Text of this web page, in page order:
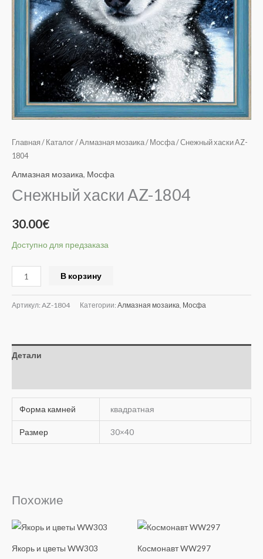
Главная / Каталог/Алмазная мозаика/ Мосфа/ Снежный хаски AZ-
1804
Алмазная мозаика, Мосфа
Снежный хаски AZ-1804
30.00€
Доступно для предзаказа
В корзину
Артикул: AZ-1804 Категории: Алмазная мозаика Мосфа
Детали
Форма камней квадратная
Размер 30×40
Похожие
Якорь и цветы WW303 Космонавт WW297